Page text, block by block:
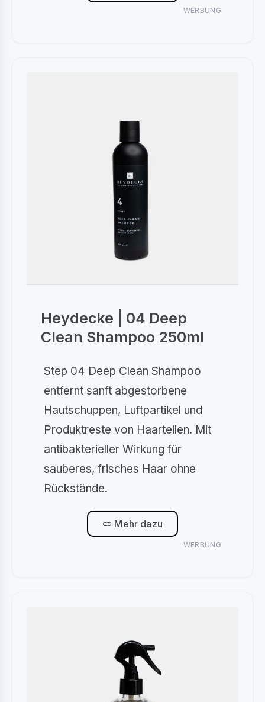
WERBUNG
Heydecke | 04 Deep
Clean Shampoo 250ml
Step 04 Deep Clean Shampoo
entfernt sanft abgestorbene
Hautschuppen, Luftpartikel und
Produktreste von Haarteilen. Mit
antibakterieller Wirkung für
sauberes, frisches Haar ohne
Rückstände.
Mehr dazu
WERBUNG